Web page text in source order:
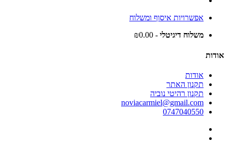
אפשרויות איסוף ומשלוח
משלוח דיגיטלי - ₪0.00
אודות
אודות
תקנון האתר
תקנון רהיטי נוביה
noviacarmiel@gmail.com
0747040550